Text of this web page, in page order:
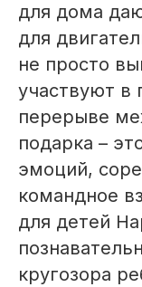
для дома
для
не просто
участвуют в
перерыве
подарка –
эмоций,
командное
для детей
кругозора